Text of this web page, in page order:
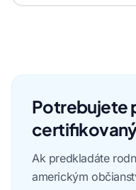
Potrebujete
Ak predkladáte
americkým